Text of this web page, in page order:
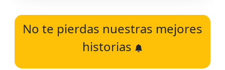
No te pierdas nuestras mejores
historias